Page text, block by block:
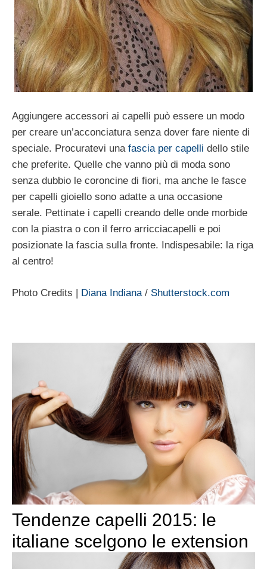
Aggiungere accessori ai capelli può essere un modo
per creare un’acconciatura senza dover fare niente di
speciale. Procuratevi una fascia per capelli dello stile
che preferite. Quelle che vanno più di moda sono
senza dubbio le coroncine di fiori, ma anche le fasce
per capelli gioiello sono adatte a una occasione
serale. Pettinate i capelli creando delle onde morbide
con la piastra o con il ferro arricciacapelli e poi
posizionate la fascia sulla fronte. Indispesabile: la riga
al centro!
Photo Credits | Diana Indiana / Shutterstock.com
Tendenze capelli 2015: le
italiane scelgono le extension